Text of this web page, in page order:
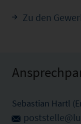
Zu den
Sebastian Hartl